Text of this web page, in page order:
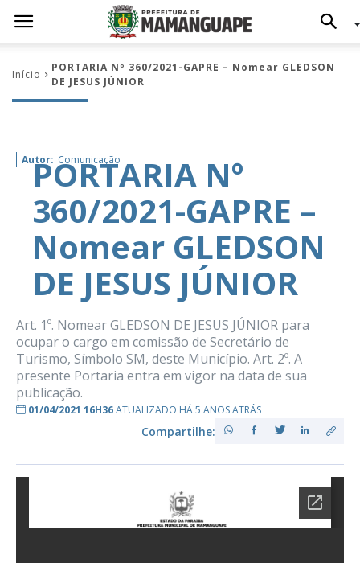
Início
PORTARIA Nº 360/2021-GAPRE – Nomear GLEDSON
DE JESUS JÚNIOR
Autor: Comunicação
PORTARIA Nº
360/2021-GAPRE –
Nomear GLEDSON
DE JESUS JÚNIOR
Art. 1º. Nomear GLEDSON DE JESUS JÚNIOR para
ocupar o cargo em comissão de Secretário de
Turismo, Símbolo SM, deste Município. Art. 2º. A
presente Portaria entra em vigor na data de sua
publicação.
01/04/2021 16H36ATUALIZADO HÁ 5 ANOS ATRÁS
Compartilhe: